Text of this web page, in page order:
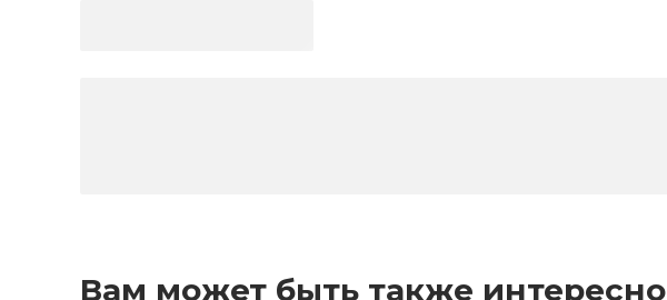
Вам может быть также интересно